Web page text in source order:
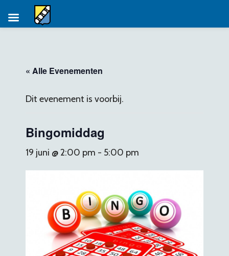
« Alle Evenementen
Dit evenement is voorbij.
Bingomiddag
19 juni @ 2:00 pm - 5:00 pm